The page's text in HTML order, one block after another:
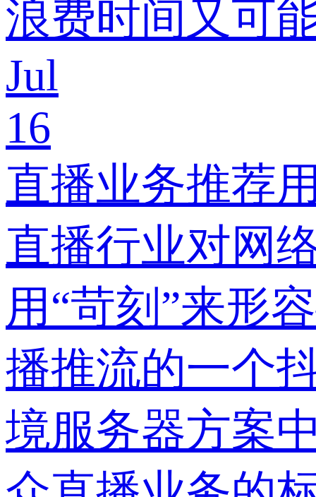
浪费时间又可
Jul
16
直播业务推荐
直播行业对网
用“苛刻”来形
播推流的一个
境服务器方案